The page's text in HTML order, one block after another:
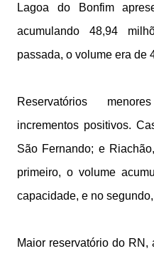
Lagoa do Bonfim
acumulando 48,94
passada, o volume era de
Reservatórios
incrementos positivos.
São Fernando; e
primeiro, o volume
capacidade, e no
Maior reservatório do